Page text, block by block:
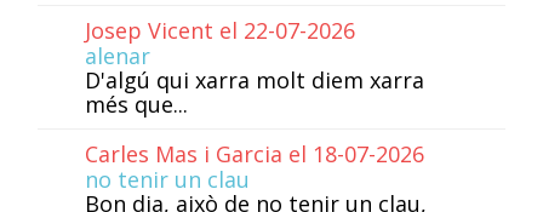
Josep Vicent el 22-07-2026
alenar
D'algú qui xarra molt diem xarra
més que...
Carles Mas i Garcia el 18-07-2026
no tenir un clau
Bon dia, això de no tenir un clau,